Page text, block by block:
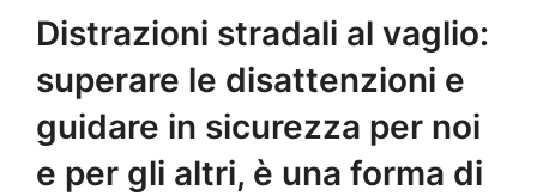
Distrazioni stradali al vaglio:
superare le disattenzioni e
guidare in sicurezza per noi
e per gli altri, è una forma di